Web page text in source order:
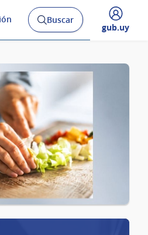
Abrir
buscador
Buscar
Desplegar
gub.uy